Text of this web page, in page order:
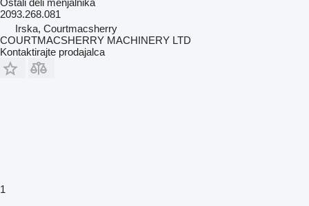
Ostali deli menjalnika
2093.268.081
Irska, Courtmacsherry
COURTMACSHERRY MACHINERY LTD
Kontaktirajte prodajalca
1